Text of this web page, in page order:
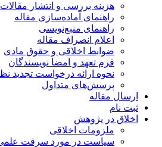
هزینه بررسی و انتشار مقالات
راهنمای آماده‌سازی مقاله
راهنمای منبع‌نویسی
اعلام انصراف مقاله
ضوابط اخلاقی و حقوق مادی
فرم تعهد و امضا نویسندگان
نحوه ارائه درخواست تجدید نظر
پرسش‌های متداول
ارسال مقاله
ثبت نام
اخلاق در پژوهش
ملزومات اخلاقی
سیاست در مورد سرقت علمی